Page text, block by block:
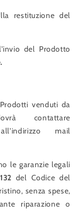
restituzione del
del Prodotto
venduti da
contattare
mail
le garanzie legali
del Codice del
senza spese,
riparazione o